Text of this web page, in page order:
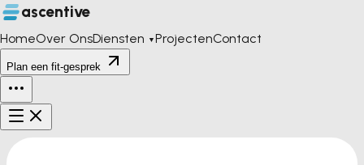
ascentive
HomeOver OnsDiensten ▼ProjectenContact
Plan een fit-gesprek